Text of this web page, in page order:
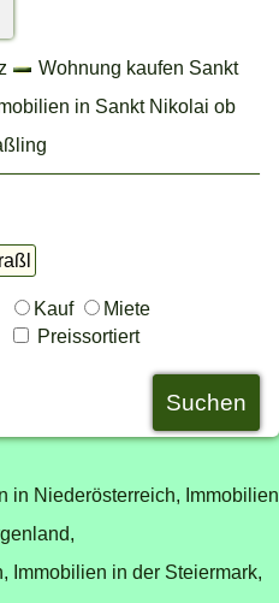
Wohnung kaufen Sankt
in Sankt Nikolai ob
Kauf
Miete
Preissortiert
in Niederösterreich, Immobilien
Immobilien in der Steiermark,